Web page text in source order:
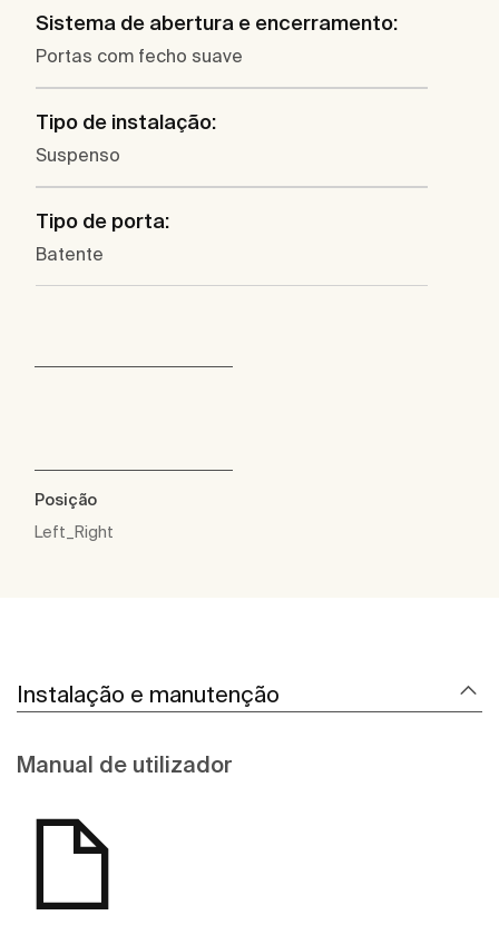
Sistema de abertura e encerramento:
Portas com fecho suave
Tipo de instalação:
Suspenso
Tipo de porta:
Batente
Posição
Left_Right
Instalação e manutenção
Manual de utilizador